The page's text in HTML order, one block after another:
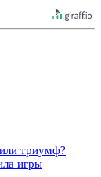
триумф?
игры